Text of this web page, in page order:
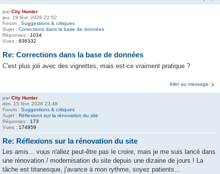
par City Hunter
jeu. 19 févr. 2026 22:52
Forum : Suggestions & critiques
Sujet : Corrections dans la base de données
Réponses : 1034
Vues : 836332
Re: Corrections dans la base de données
C'est plus joli avec des vignettes, mais est-ce vraiment pratique ?
Aller au message
par City Hunter
dim. 15 févr. 2026 23:48
Forum : Suggestions & critiques
Sujet : Réflexions sur la rénovation du site
Réponses : 173
Vues : 174959
Re: Réflexions sur la rénovation du site
Les amis... vous n'allez peut-être pas le croire, mais je me suis lancé dans
une rénovation / modernisation du site depuis une dizaine de jours ! La
tâche est titanesque, j'avance à mon rythme, soyez patients...